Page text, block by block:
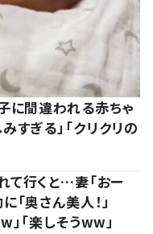
に間違われる赤ちゃ
ぎる」「クリクリの
て行くと…妻「おー
「奥さん美人！」
「楽しそうww」